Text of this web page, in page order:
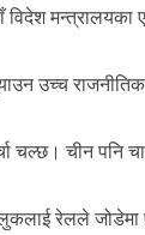
मन्त्रालयका
उच्च
चल्छ। चीन पनि
रेलले